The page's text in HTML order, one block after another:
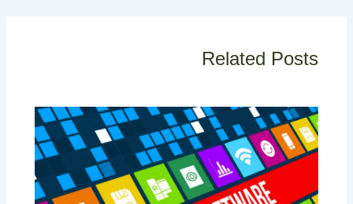
Related Posts